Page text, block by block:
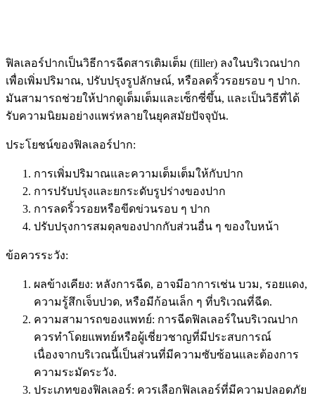
ฟิลเลอร์ปากเป็นวิธีการฉีดสารเติมเต็ม (filler) ลงในบริเวณปาก
เพื่อเพิ่มปริมาณ, ปรับปรุงรูปลักษณ์, หรือลดริ้วรอยรอบ ๆ ปาก.
มันสามารถช่วยให้ปากดูเต็มเต็มและเซ็กซี่ขึ้น, และเป็นวิธีที่ได้
รับความนิยมอย่างแพร่หลายในยุคสมัยปัจจุบัน.
ประโยชน์ของฟิลเลอร์ปาก:
การเพิ่มปริมาณและความเต็มเต็มให้กับปาก
การปรับปรุงและยกระดับรูปร่างของปาก
การลดริ้วรอยหรือขีดข่วนรอบ ๆ ปาก
ปรับปรุงการสมดุลของปากกับส่วนอื่น ๆ ของใบหน้า
ข้อควรระวัง:
ผลข้างเคียง: หลังการฉีด, อาจมีอาการเช่น บวม, รอยแดง,
ความรู้สึกเจ็บปวด, หรือมีก้อนเล็ก ๆ ที่บริเวณที่ฉีด.
ความสามารถของแพทย์: การฉีดฟิลเลอร์ในบริเวณปาก
ควรทำโดยแพทย์หรือผู้เชี่ยวชาญที่มีประสบการณ์
เนื่องจากบริเวณนี้เป็นส่วนที่มีความซับซ้อนและต้องการ
ความระมัดระวัง.
ประเภทของฟิลเลอร์: ควรเลือกฟิลเลอร์ที่มีความปลอดภัย